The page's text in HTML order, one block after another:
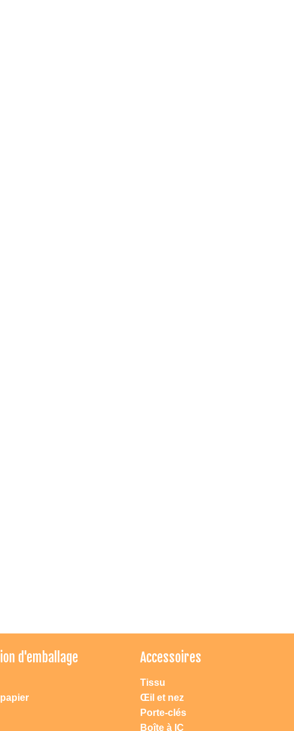
d'emballage Accessoires
Tissu
Œil et nez
Porte-clés
Boîte à IC
Ningbo Changement de route East N ° 165, 1208-1209.
2. Vous pouvez entrer dans \"Ningbo DAC jouets \" dans la recherche
3. Si vous êtes arrivé Ningbo ou Cixi, Yuyao, Huisant, City, vous pouvez
nous appeler à tout moment, nous organiserons la voiture pour vous